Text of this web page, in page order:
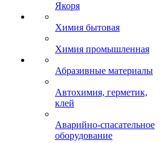
Якоря
Химия бытовая
Химия промышленная
Абразивные материалы
Автохимия, герметик,
клей
Аварийно-спасательное
оборудование